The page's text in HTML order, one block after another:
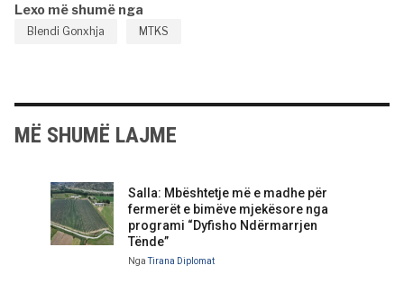
Lexo më shumë nga
Blendi Gonxhja MTKS
MË SHUMË LAJME
Salla: Mbështetje më e madhe për
fermerët e bimëve mjekësore nga
programi “Dyfisho Ndërmarrjen
Tënde”
NgaTirana Diplomat